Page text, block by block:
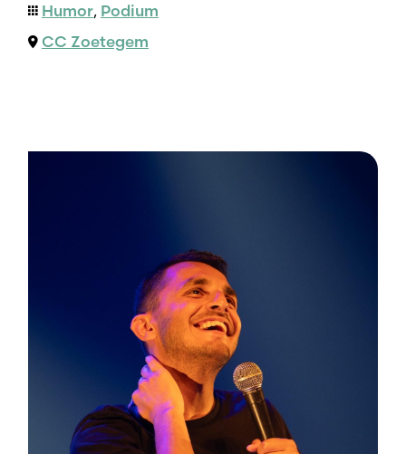
Humor, Podium
CC Zoetegem